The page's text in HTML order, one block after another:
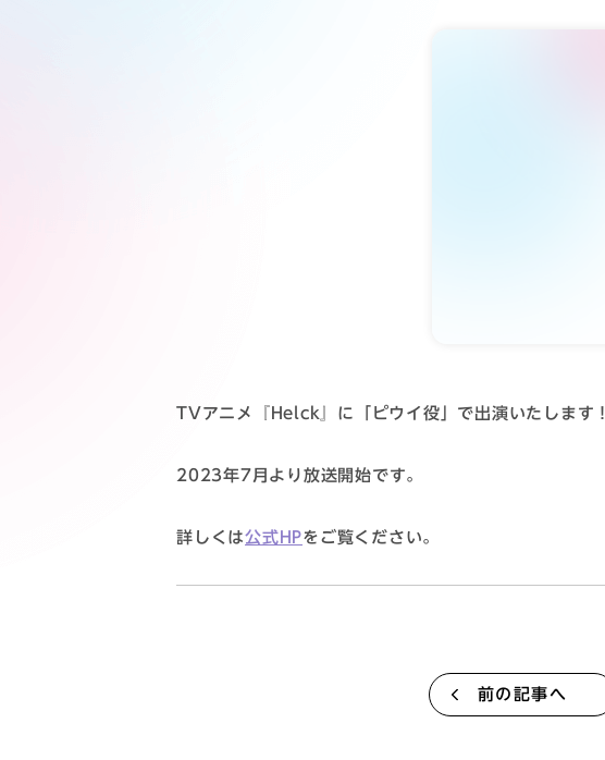
TVアニメ『Helck』に「ピウイ役」で出演いたします！
2023年7月より放送開始です。
詳しくは公式HPをご覧ください。
前の記事へ